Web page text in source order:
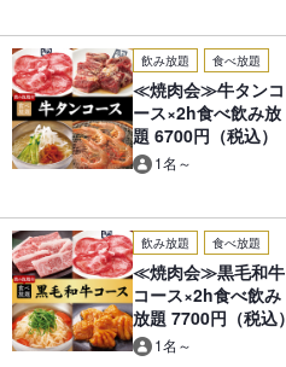
飲み放題 食べ放題
≪焼肉会≫牛タンコ
ース×2h食べ飲み放
題 6700円（税込）
1名～
飲み放題 食べ放題
≪焼肉会≫黒毛和牛
コース×2h食べ飲み
放題 7700円（税込）
1名～